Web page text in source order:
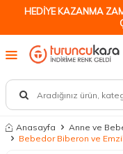
HEDİYE KAZANMA
Anasayfa Anne ve
Bebedor Biberon ve